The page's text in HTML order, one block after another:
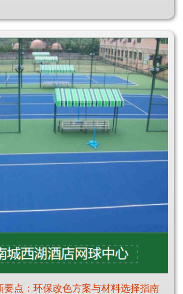
要点：环保改色方案与材料选择指南